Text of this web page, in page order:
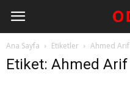
Ana Sayfa Etiketler Ahmed Arif
Etiket: Ahmed Arif